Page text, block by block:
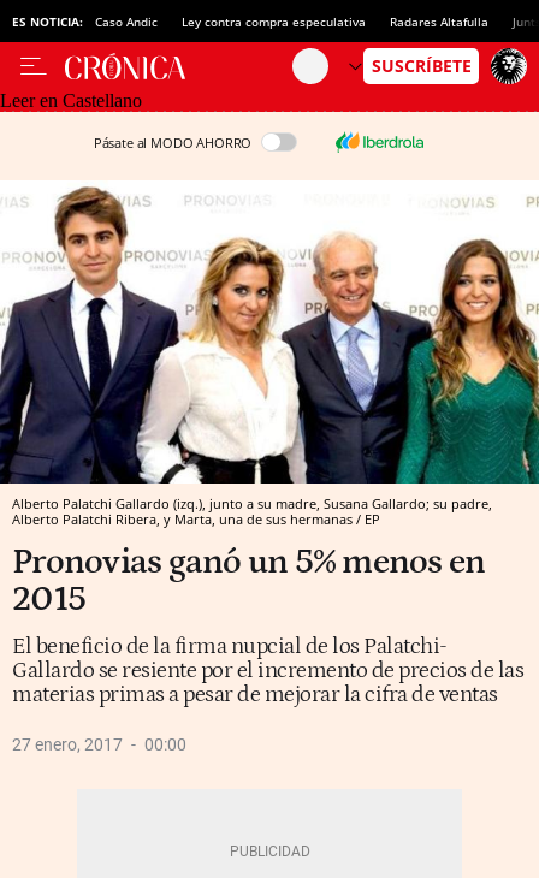
ES NOTICIA: Caso Andic Ley contra compra especulativa Radares Altafulla
Leer en Castellano
Pásate al MODO AHORRO
Alberto Palatchi Gallardo (izq.), junto a su madre, Susana Gallardo; su padre,
Alberto Palatchi Ribera, y Marta, una de sus hermanas / EP
Pronovias ganó un 5% menos en
2015
El beneficio de la firma nupcial de los Palatchi-
Gallardo se resiente por el incremento de precios de las
materias primas a pesar de mejorar la cifra de ventas
27 enero, 2017 00:00